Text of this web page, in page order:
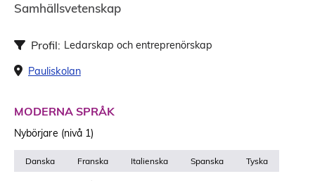
Samhällsvetenskap
Profil: Ledarskap och entreprenörskap
Pauliskolan
MODERNA SPRÅK
Nybörjare (nivå 1)
Danska Franska Italienska Spanska Tyska